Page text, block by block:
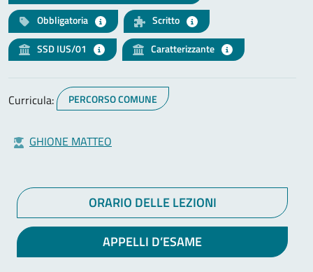
Obbligatoria
Scritto
SSD IUS/01
Caratterizzante
Curricula: PERCORSO COMUNE
GHIONE MATTEO
ORARIO DELLE LEZIONI
APPELLI D’ESAME